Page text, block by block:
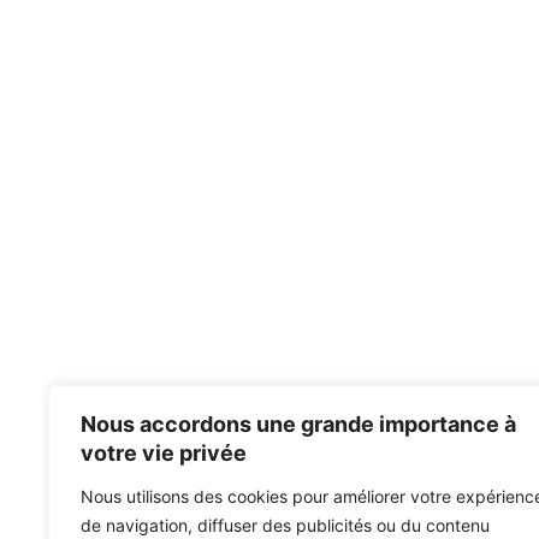
Nous accordons une grande importance à
votre vie privée
Nous utilisons des cookies pour améliorer votre
de navigation, diffuser des publicités ou du contenu